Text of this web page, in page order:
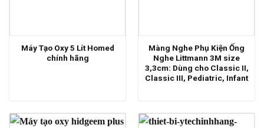
Máy Tạo Oxy 5 Lít Homed
chính hãng
Màng Nghe Phụ Kiện Ống
Nghe Littmann 3M size
3,3cm: Dùng cho Classic II,
Classic III, Pediatric, Infant